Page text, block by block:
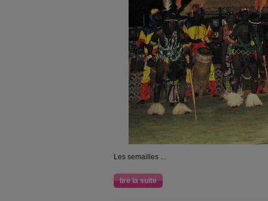
Les semailles ...
lire la suite